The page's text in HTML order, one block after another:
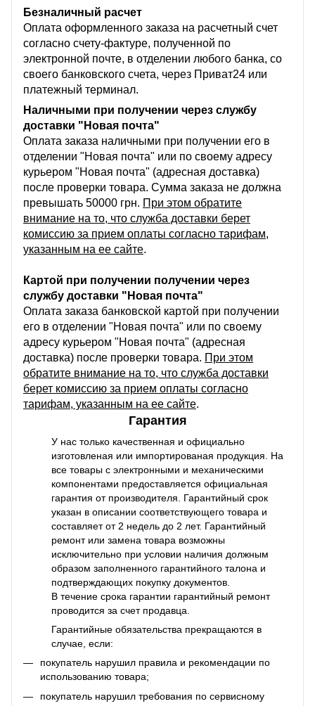
Безналичный расчет
Оплата оформленного заказа на расчетный счет
согласно счету-фактуре, полученной по
электронной почте, в отделении любого банка, со
своего банковского счета, через Приват24 или
платежный терминал.
Наличными при получении через службу
доставки "Новая почта"
Оплата заказа наличными при получении его в
отделении "Новая почта" или по своему адресу
курьером "Новая почта" (адресная доставка)
после проверки товара. Сумма заказа не должна
превышать 50000 грн. При этом обратите
внимание на то, что служба доставки берет
комиссию за прием оплаты согласно тарифам,
указанным на ее сайте.
Картой при получении получении через
службу доставки "Новая почта"
Оплата заказа банковской картой при получении
его в отделении "Новая почта" или по своему
адресу курьером "Новая почта" (адресная
доставка) после проверки товара. При этом
обратите внимание на то, что служба доставки
берет комиссию за прием оплаты согласно
тарифам, указанным на ее сайте.
Гарантия
У нас только качественная и официально
изготовленая или импортированая продукция. На
все товары с электронными и механическими
компонентами предоставляется официальная
гарантия от производителя. Гарантийный срок
указан в описании соответствующего товара и
составляет от 2 недель до 2 лет. Гарантийный
ремонт или замена товара возможны
исключительно при условии наличия должным
образом заполненного гарантийного талона и
подтверждающих покупку документов.
В течение срока гарантии гарантийный ремонт
проводится за счет продавца.
Гарантийные обязательства прекращаются в
случае, если:
покупатель нарушил правила и рекомендации по
использованию товара;
покупатель нарушил требования по сервисному